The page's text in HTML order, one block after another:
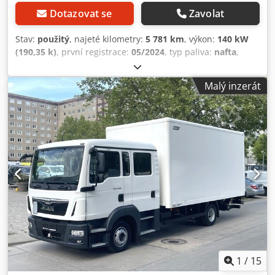
Dotazovat se Zavolat
Stav: použitý, najeté kilometry: 5 781 km, výkon: 140 kW
(190,35 k), první registrace: 05/2024, typ paliva: nafta,
, další kontrola (TÜV):
barva:bílý, typ převodu:mechanický, počet míst k sezení:
2, délka ložné plochy:6 100 mm, šířka ložného prostoru:
2 460 mm, výška ložného prostoru:2 400 mm, Rok výroby:
2024, Vybavení:ABS, centrální zamykání, klimatizace,
navigační systém, zvedací plošina
, * Německé vozidlo od
prvního majitele * WMA12DZZ7RP257820 * Velmi dobrý
stav * Vzduchové odpružení zadní nápravy * Automatická
klimatizace * Tempomat * Motorová brzda * Uzávěrka
diferenciálu * 6stupňová manuální převodovka * Komfortní
sedadlo s vyhříváním * Multifunkční volant * Příprava pro
couvací kameru * Navigace * MAN mediální systém,
navigace, 7" * Asistent změny jízdního pruhu * Varování
před kolizí * Rozvor 4.200 mm * Tažné zařízení Maul a
koule * Zadní zvedací plošina 1.000 kg * Mladá skříň 6,10 m
Crjdpfx Aszbv Ulsp Esf * Užitečné zatížení 1.880 kg *
WhatsApp: * Kontakt v polštině, ????? ?????: * Prodej pouze
Malý inzerát
1 / 15